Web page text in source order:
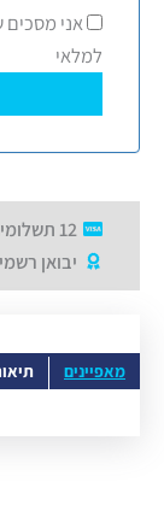
אני
למלאי
12 תשלומים
יבואן רשמי
מאפיינים